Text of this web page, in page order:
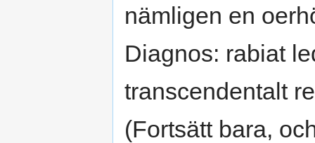
nämligen en
Diagnos: rabiat
transcendentalt
(Fortsätt bara,